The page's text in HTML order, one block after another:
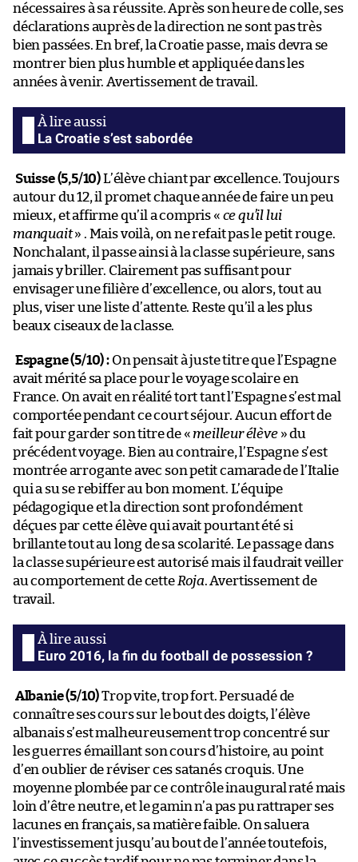
nécessaires à sa réussite. Après son heure de colle, ses
déclarations auprès de la direction ne sont pas très
bien passées. En bref, la Croatie passe, mais devra se
montrer bien plus humble et appliquée dans les
années à venir. Avertissement de travail.
La Croatie s’est sabordée
Suisse (5,5/10)L’élève chiant par excellence. Toujours
autour du 12, il promet chaque année de faire un peu
mieux, et affirme qu’il a compris « ce qu’il lui
manquait» . Mais voilà, on ne refait pas le petit rouge.
Nonchalant, il passe ainsi à la classe supérieure, sans
jamais y briller. Clairement pas suffisant pour
envisager une filière d’excellence, ou alors, tout au
plus, viser une liste d’attente. Reste qu’il a les plus
beaux ciseaux de la classe.
Espagne (5/10) :On pensait à juste titre que l’Espagne
avait mérité sa place pour le voyage scolaire en
France. On avait en réalité tort tant l’Espagne s’est mal
comportée pendant ce court séjour. Aucun effort de
fait pour garder son titre de « meilleur élève» du
précédent voyage. Bien au contraire, l’Espagne s’est
montrée arrogante avec son petit camarade de l’Italie
qui a su se rebiffer au bon moment. L’équipe
pédagogique et la direction sont profondément
déçues par cette élève qui avait pourtant été si
brillante tout au long de sa scolarité. Le passage dans
la classe supérieure est autorisé mais il faudrait veiller
au comportement de cette Roja. Avertissement de
travail.
Euro 2016, la fin du football de possession ?
Albanie (5/10)Trop vite, trop fort. Persuadé de
connaître ses cours sur le bout des doigts, l’élève
albanais s’est malheureusement trop concentré sur
les guerres émaillant son cours d’histoire, au point
d’en oublier de réviser ces satanés croquis. Une
moyenne plombée par ce contrôle inaugural raté mais
loin d’être neutre, et le gamin n’a pas pu rattraper ses
lacunes en français, sa matière faible. On saluera
l’investissement jusqu’au bout de l’année toutefois,